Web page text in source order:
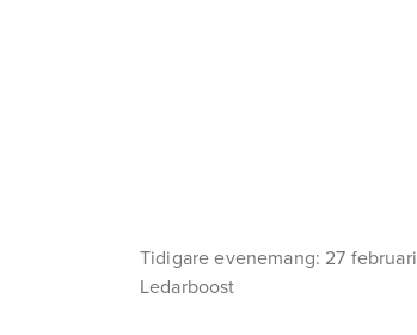
Tidigare evenemang: 27 februari
Ledarboost